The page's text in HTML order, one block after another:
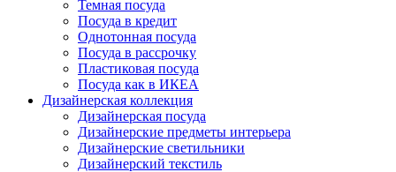
Темная посуда
Посуда в кредит
Однотонная посуда
Посуда в рассрочку
Пластиковая посуда
Посуда как в ИКЕА
Дизайнерская коллекция
Дизайнерская посуда
Дизайнерские предметы интерьера
Дизайнерские светильники
Дизайнерский текстиль